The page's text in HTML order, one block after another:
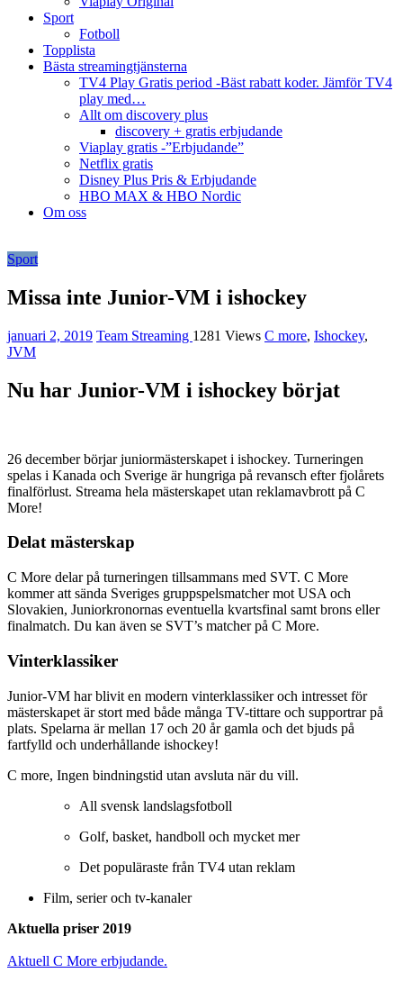
Sport
Fotboll
Topplista
Bästa streamingtjänsterna
TV4 Play Gratis period -Bäst rabatt koder. Jämför TV4
play med…
Allt om discovery plus
discovery + gratis erbjudande
Viaplay gratis -”Erbjudande”
Netflix gratis
Disney Plus Pris & Erbjudande
HBO MAX & HBO Nordic
Om oss
Sport
Missa inte Junior-VM i ishockey
januari 2, 2019 Team Streaming 1281 Views C more, Ishockey,
JVM
Nu har Junior-VM i ishockey börjat
26 december börjar juniormästerskapet i ishockey. Turneringen
spelas i Kanada och Sverige är hungriga på revansch efter fjolårets
finalförlust. Streama hela mästerskapet utan reklamavbrott på C
More!
Delat mästerskap
C More delar på turneringen tillsammans med SVT. C More
kommer att sända Sveriges gruppspelsmatcher mot USA och
Slovakien, Juniorkronornas eventuella kvartsfinal samt brons eller
finalmatch. Du kan även se SVT’s matcher på C More.
Vinterklassiker
Junior-VM har blivit en modern vinterklassiker och intresset för
mästerskapet är stort med både många TV-tittare och supportrar på
plats. Spelarna är mellan 17 och 20 år gamla och det bjuds på
fartfylld och underhållande ishockey!
C more, Ingen bindningstid utan avsluta när du vill.
All svensk landslagsfotboll
Golf, basket, handboll och mycket mer
Det populäraste från TV4 utan reklam
Film, serier och tv-kanaler
Aktuella priser 2019
Aktuell C More erbjudande.